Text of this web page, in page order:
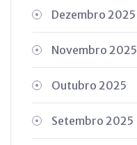
Dezembro 2025
Novembro 2025
Outubro 2025
Setembro 2025